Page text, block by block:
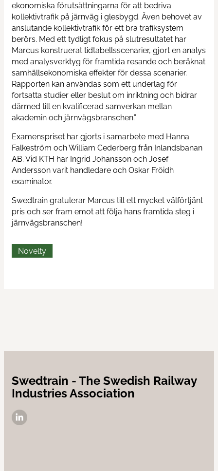
ekonomiska förutsättningarna för att bedriva
kollektivtrafik på järnväg i glesbygd. Även behovet av
anslutande kollektivtrafik för ett bra trafiksystem
berörs. Med ett tydligt fokus på slutresultatet har
Marcus konstruerat tidtabellsscenarier, gjort en analys
med analysverktyg för framtida resande och beräknat
samhällsekonomiska effekter för dessa scenarier.
Rapporten kan användas som ett underlag för
fortsatta studier eller beslut om inriktning och bidrar
därmed till en kvalificerad samverkan mellan
akademin och järnvägsbranschen.”
Examenspriset har gjorts i samarbete med Hanna
Falkeström och William Cederberg från Inlandsbanan
AB. Vid KTH har Ingrid Johansson och Josef
Andersson varit handledare och Oskar Fröidh
examinator.
Swedtrain gratulerar Marcus till ett mycket välförtjänt
pris och ser fram emot att följa hans framtida steg i
järnvägsbranschen!
Novelty
Swedtrain - The Swedish Railway
Industries Association